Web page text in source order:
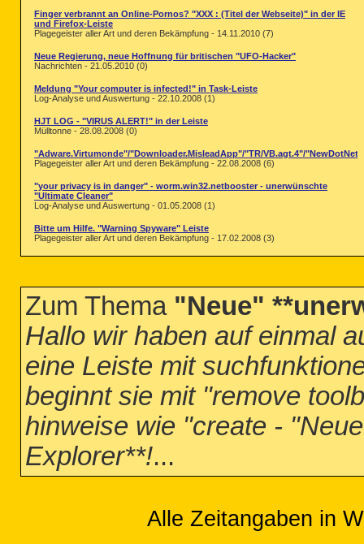
Finger verbrannt an Online-Pornos? "XXX : (Titel der Webseite)" in der IE
und Firefox-Leiste
Plagegeister aller Art und deren Bekämpfung - 14.11.2010 (7)
Neue Regierung, neue Hoffnung für britischen "UFO-Hacker"
Nachrichten - 21.05.2010 (0)
Meldung "Your computer is infected!" in Task-Leiste
Log-Analyse und Auswertung - 22.10.2008 (1)
HJT LOG - "VIRUS ALERT!" in der Leiste
Mülltonne - 28.08.2008 (0)
"Adware.Virtumonde"/"Downloader.MisleadApp"/"TR/VB.agt.4"/
Plagegeister aller Art und deren Bekämpfung - 22.08.2008 (6)
"your privacy is in danger" - worm.win32.netbooster - unerwünschte
"Ultimate Cleaner"
Log-Analyse und Auswertung - 01.05.2008 (1)
Bitte um Hilfe. "Warning Spyware" Leiste
Plagegeister aller Art und deren Bekämpfung - 17.02.2008 (3)
Zum Thema "Neue"
Hallo wir haben auf einmal
eine Leiste mit
beginnt sie mit "remove
hinweise wie "create -
Explorer**!...
Alle Zeitangaben in